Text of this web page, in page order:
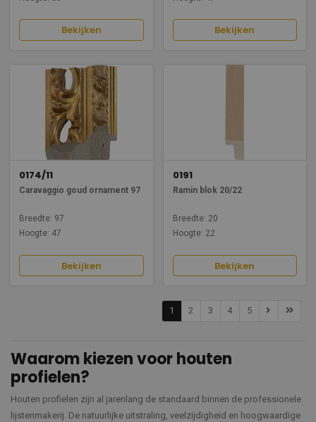
Bekijken Bekijken
0174/11
Caravaggio goud ornament 97
Breedte: 97
Hoogte: 47
Bekijken
0191
Ramin blok 20/22
Breedte: 20
Hoogte: 22
Bekijken
1 2 3 4 5
Waarom kiezen voor houten
profielen?
Houten profielen zijn al jarenlang de standaard binnen de professionele
lijstenmakerij. De natuurlijke uitstraling, veelzijdigheid en hoogwaardige